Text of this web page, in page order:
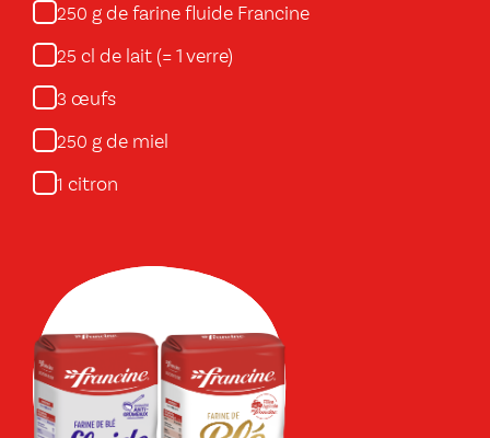
250 g de farine fluide Francine
25 cl de lait (= 1 verre)
3 œufs
250 g de miel
1 citron